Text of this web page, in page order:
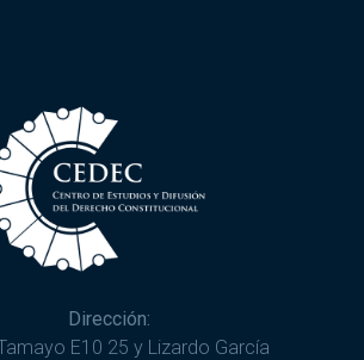
Dirección:
E10 25 y Lizardo García